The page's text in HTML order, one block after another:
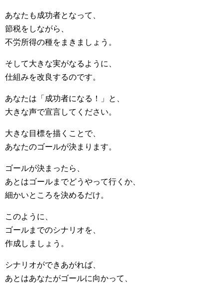
あなたも成功者となって、
節税をしながら、
不労所得の種をまきましょう。
そして大きな実がなるように、
仕組みを改良するのです。
あなたは「成功者になる！」と、
大きな声で宣言してください。
大きな目標を描くことで、
あなたのゴールが決まります。
ゴールが決まったら、
あとはゴールまでどうやって行くか、
細かいところを決めるだけ。
このように、
ゴールまでのシナリオを、
作成しましょう。
シナリオができあがれば、
あとはあなたがゴールに向かって、